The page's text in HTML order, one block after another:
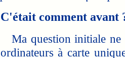
C'était comment avant
Ma question initiale ne
ordinateurs à carte